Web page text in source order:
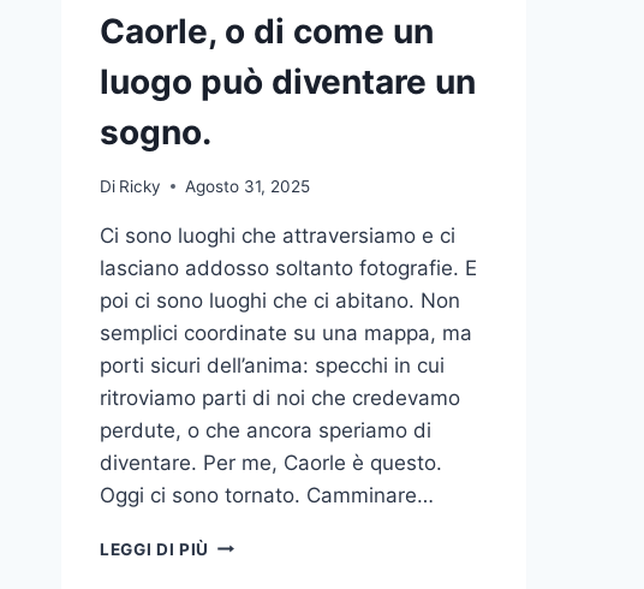
Caorle, o di come un
luogo può diventare un
sogno.
Di Ricky Agosto 31, 2025
Ci sono luoghi che attraversiamo e ci
lasciano addosso soltanto fotografie. E
poi ci sono luoghi che ci abitano. Non
semplici coordinate su una mappa, ma
porti sicuri dell’anima: specchi in cui
ritroviamo parti di noi che credevamo
perdute, o che ancora speriamo di
diventare. Per me, Caorle è questo.
Oggi ci sono tornato. Camminare…
LEGGI DI PIÙ CAORLE,